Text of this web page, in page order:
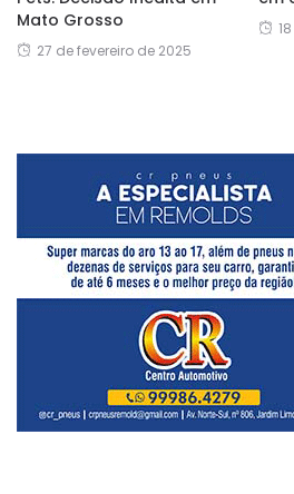
Mato Grosso
27 de fevereiro de 2025